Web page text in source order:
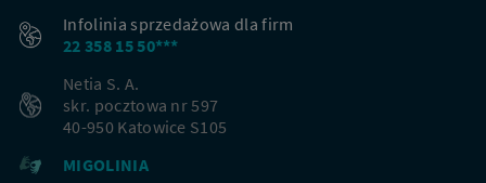
Infolinia sprzedażowa dla firm
22 358 15 50***
Netia S. A.
skr. pocztowa nr 597
40-950 Katowice S105
MIGOLINIA
Nowi klienci
Podaj adres, aby dopasować ofertę do Twojej
lokalizacji